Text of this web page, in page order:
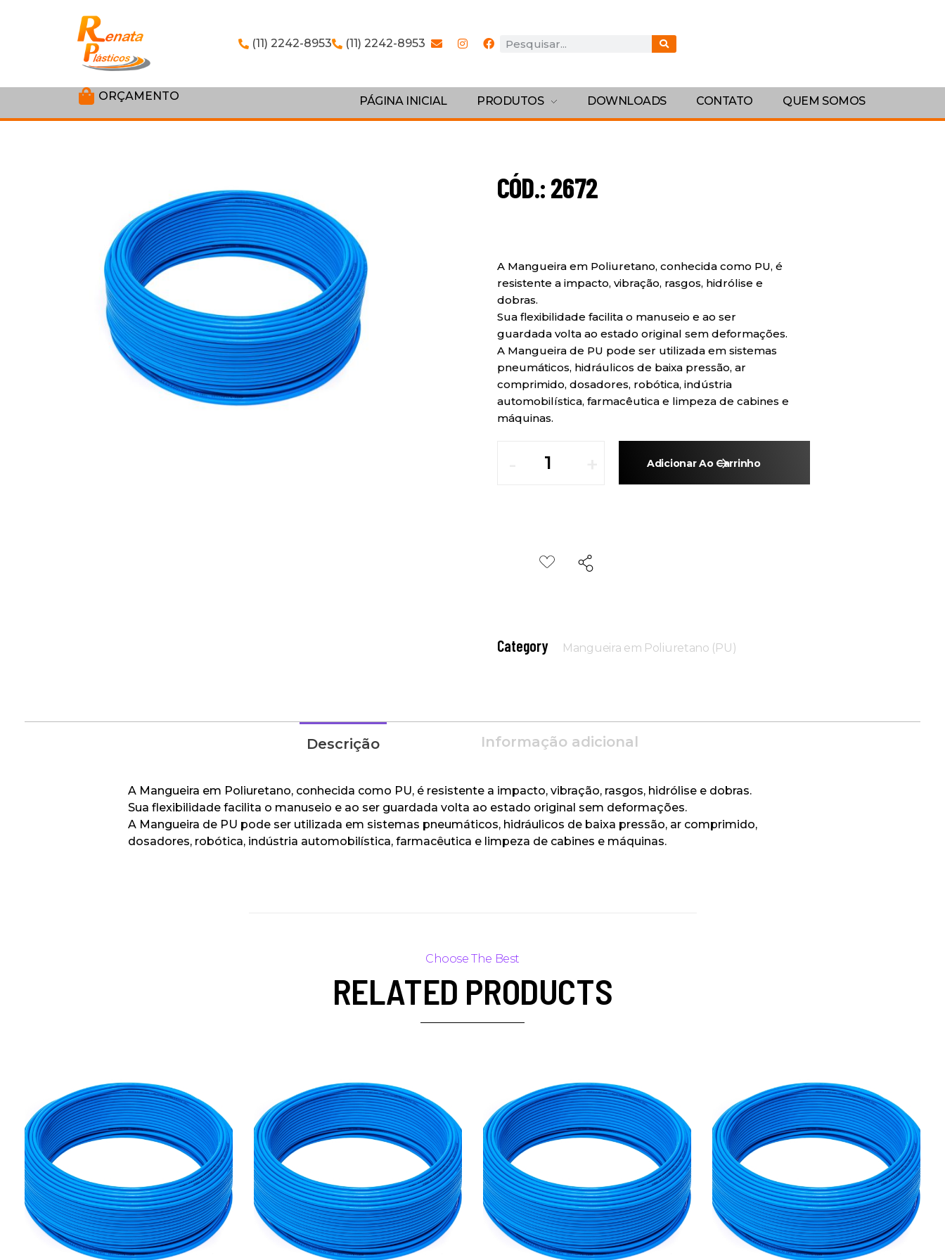
(11) 2242-8953 (11) 2242-8953
ORÇAMENTO PÁGINA INICIAL PRODUTOS DOWNLOADS CONTATO QUEM SOMOS
CÓD.: 2672
A Mangueira em Poliuretano, conhecida como PU, é
resistente a impacto, vibração, rasgos, hidrólise e
dobras.
Sua flexibilidade facilita o manuseio e ao ser
guardada volta ao estado original sem deformações.
A Mangueira de PU pode ser utilizada em sistemas
pneumáticos, hidráulicos de baixa pressão, ar
comprimido, dosadores, robótica, indústria
automobilística, farmacêutica e limpeza de cabines e
máquinas.
Adicionar Ao Carrinho
Category Mangueira em Poliuretano (PU)
Descrição Informação adicional
A Mangueira em Poliuretano, conhecida como PU, é resistente a impacto, vibração, rasgos, hidrólise e dobras.
Sua flexibilidade facilita o manuseio e ao ser guardada volta ao estado original sem deformações.
A Mangueira de PU pode ser utilizada em sistemas pneumáticos, hidráulicos de baixa pressão, ar comprimido,
dosadores, robótica, indústria automobilística, farmacêutica e limpeza de cabines e máquinas.
RELATED PRODUCTS